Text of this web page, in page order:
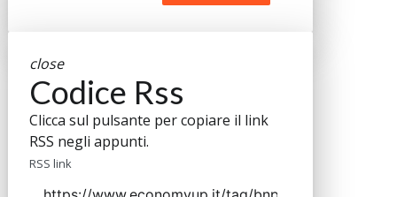
close
Codice Rss
Clicca sul pulsante per copiare il link
RSS negli appunti.
RSS link